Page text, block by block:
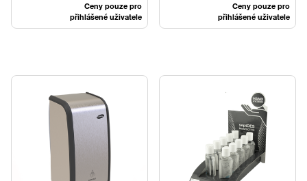
Ceny pouze pro
přihlášené uživatele
Ceny pouze pro
přihlášené uživatele